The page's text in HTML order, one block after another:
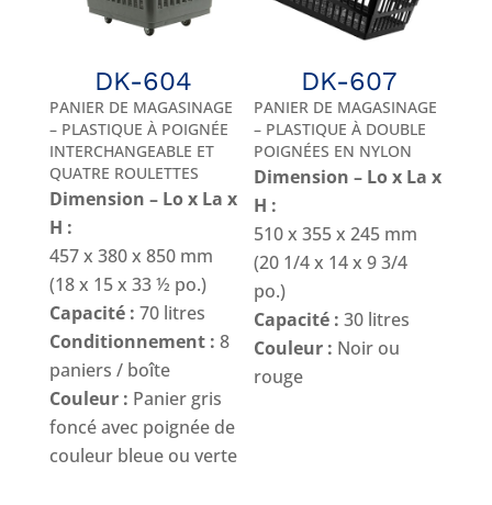
DK-604
PANIER DE MAGASINAGE
– PLASTIQUE À POIGNÉE
INTERCHANGEABLE ET
QUATRE ROULETTES
Dimension – Lo x La x
H :
457 x 380 x 850 mm
(18 x 15 x 33 ½ po.)
Capacité : 70 litres
Conditionnement : 8
paniers / boîte
Couleur : Panier gris
foncé avec poignée de
couleur bleue ou verte
DK-607
PANIER DE MAGASINAGE
– PLASTIQUE À DOUBLE
POIGNÉES EN NYLON
Dimension – Lo x La x
H :
510 x 355 x 245 mm
(20 1/4 x 14 x 9 3/4
po.)
Capacité : 30 litres
Couleur : Noir ou
rouge